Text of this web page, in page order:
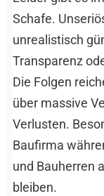
Schafe.
unrealistisch
Transparenz
Die Folgen
über massive
Verlusten.
Baufirma
und Bauherren
bleiben.